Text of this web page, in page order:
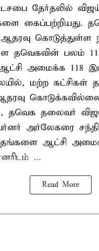
தேர்தலில்
கைப்பற்றியது.
கொடுத்துள்ள
தவெகவின் பலம்
அமைக்க 118
மற்ற கட்சிகள்
தவெக தலைவர்
அர்லேகரை
ஆட்சி
...
Read More